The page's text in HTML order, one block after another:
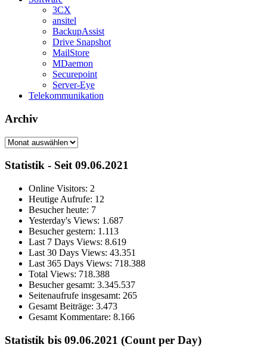
3CX
ansitel
BackupAssist
Drive Snapshot
MailStore
MDaemon
Securepoint
Server-Eye
Telekommunikation
Archiv
Archiv
Statistik - Seit 09.06.2021
Online Visitors: 2
Heutige Aufrufe: 12
Besucher heute: 7
Yesterday's Views: 1.687
Besucher gestern: 1.113
Last 7 Days Views: 8.619
Last 30 Days Views: 43.351
Last 365 Days Views: 718.388
Total Views: 718.388
Besucher gesamt: 3.345.537
Seitenaufrufe insgesamt: 265
Gesamt Beiträge: 3.473
Gesamt Kommentare: 8.166
Statistik bis 09.06.2021 (Count per Day)